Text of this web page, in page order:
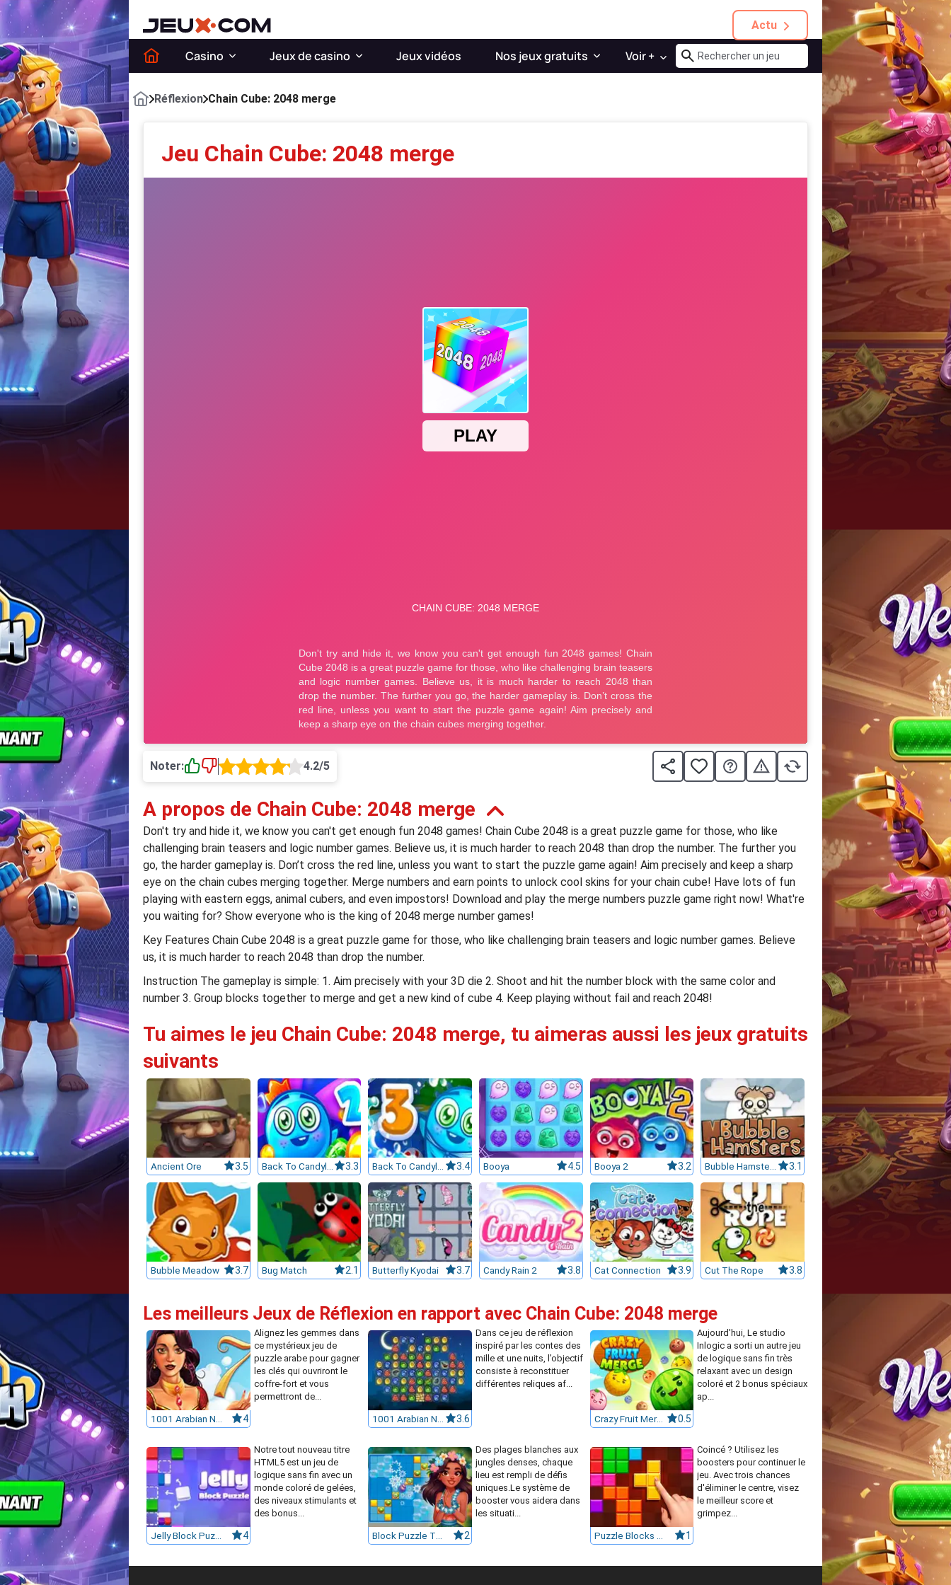
Actu
Casino Jeux de casino Jeux vidéos Nos jeux gratuits Voir +
Réflexion Chain Cube: 2048 merge
Jeu Chain Cube: 2048 merge
Noter: 4.2/5
A propos de Chain Cube: 2048 merge
Don't try and hide it, we know you can't get enough fun 2048 games! Chain Cube 2048 is a great puzzle game for those, who like
challenging brain teasers and logic number games. Believe us, it is much harder to reach 2048 than drop the number. The further you
go, the harder gameplay is. Don’t cross the red line, unless you want to start the puzzle game again! Aim precisely and keep a sharp
eye on the chain cubes merging together. Merge numbers and earn points to unlock cool skins for your chain cube! Have lots of fun
playing with eastern eggs, animal cubers, and even impostors! Download and play the merge numbers puzzle game right now! What're
you waiting for? Show everyone who is the king of 2048 merge number games!
Key Features Chain Cube 2048 is a great puzzle game for those, who like challenging brain teasers and logic number games. Believe
us, it is much harder to reach 2048 than drop the number.
Instruction The gameplay is simple: 1. Aim precisely with your 3D die 2. Shoot and hit the number block with the same color and
number 3. Group blocks together to merge and get a new kind of cube 4. Keep playing without fail and reach 2048!
Tu aimes le jeu Chain Cube: 2048 merge, tu aimeras aussi les jeux gratuits
suivants
Ancient Ore 3.5 Back To Candyland 2 3.3 Back To Candyland Episode 3 3.4 Booya 4.5 Booya 2 3.2 Bubble Hamsters 3.1
Bubble Meadow 3.7 Bug Match 2.1 Butterfly Kyodai 3.7 Candy Rain 2 3.8 Cat Connection 3.9 Cut The Rope 3.8
Les meilleurs Jeux de Réflexion en rapport avec Chain Cube: 2048 merge
4
Alignez les gemmes dans
ce mystérieux jeu de
puzzle arabe pour gagner
les clés qui ouvriront le
coffre-fort et vous
permettront de...
3.6
Dans ce jeu de réflexion
inspiré par les contes des
mille et une nuits, l’objectif
consiste à reconstituer
différentes reliques af...
Crazy Fruit Merge 0.5
Aujourd'hui, Le studio
Inlogic a sorti un autre jeu
de logique sans fin très
relaxant avec un design
coloré et 2 bonus spéciaux
ap...
4
Notre tout nouveau titre
HTML5 est un jeu de
logique sans fin avec un
monde coloré de gelées,
des niveaux stimulants et
des bonus...
2
Des plages blanches aux
jungles denses, chaque
lieu est rempli de défis
uniques.Le système de
booster vous aidera dans
les situati...
1
Coincé ? Utilisez les
boosters pour continuer le
jeu. Avec trois chances
d'éliminer le centre, visez
le meilleur score et
grimpez...